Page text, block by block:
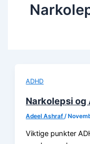
ADHD
Narkolepsi og
Adeel Ashraf /
Viktige punkter